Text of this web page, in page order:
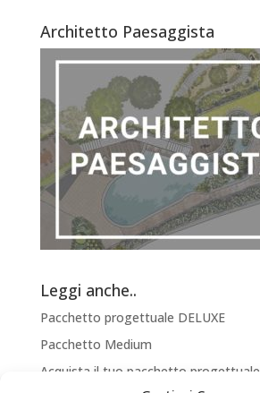
Architetto Paesaggista
Leggi anche..
Pacchetto progettuale DELUXE
Pacchetto Medium
Acquista il tuo pacchetto progettuale